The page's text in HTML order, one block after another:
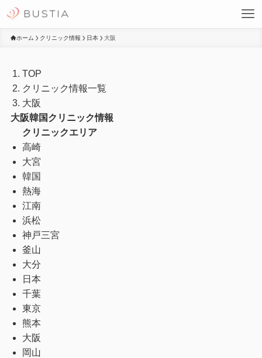
ホーム クリニック情報 日本 大阪
TOP
クリニック情報一覧
大阪
大阪韓国クリニック情報
クリニックエリア
高崎
大宮
韓国
熱海
江南
浜松
神戸三宮
釜山
大分
日本
千葉
東京
熊本
大阪
岡山